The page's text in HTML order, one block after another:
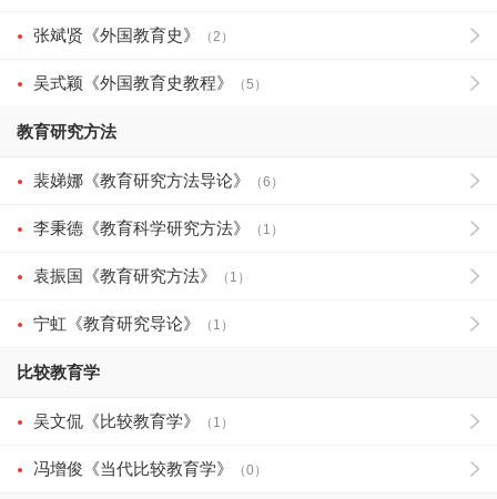
张斌贤《外国教育史》 （2）
吴式颖《外国教育史教程》 （5）
教育研究方法
裴娣娜《教育研究方法导论》 （6）
李秉德《教育科学研究方法》 （1）
袁振国《教育研究方法》 （1）
宁虹《教育研究导论》 （1）
比较教育学
吴文侃《比较教育学》 （1）
冯增俊《当代比较教育学》 （0）